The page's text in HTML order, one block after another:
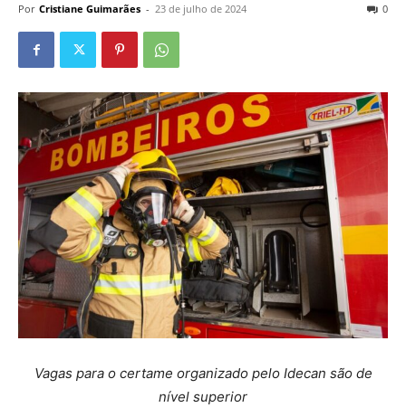
Por Cristiane Guimarães - 23 de julho de 2024 0
Vagas para o certame organizado pelo Idecan são de
nível superior